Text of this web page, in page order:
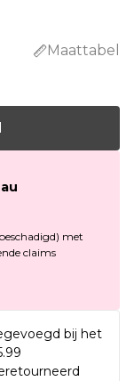
Maattabel
met
claims
bij het